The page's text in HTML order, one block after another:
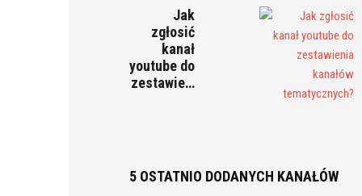
Jak
zgłosić
kanał
youtube do
zestawie…
5 OSTATNIO DODANYCH KANAŁÓW